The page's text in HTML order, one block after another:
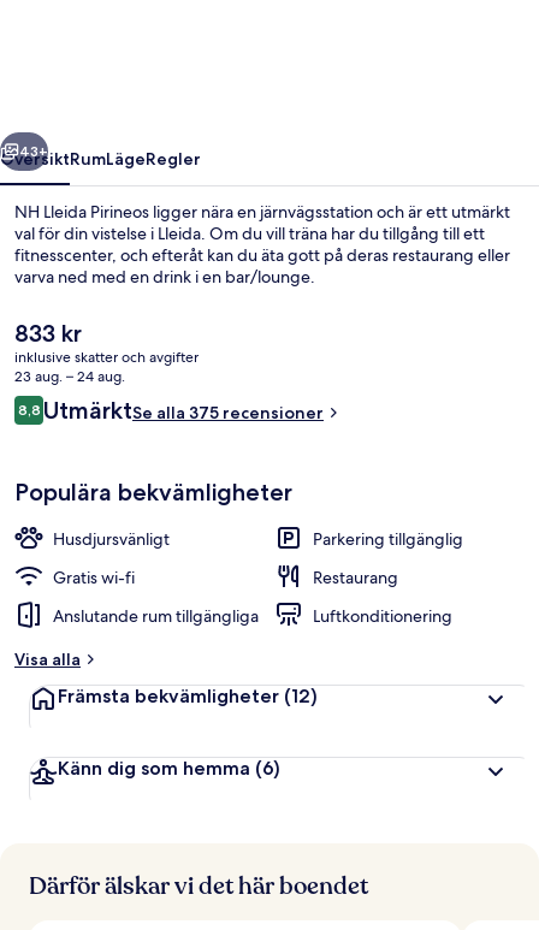
Frukostbuffé varje dag mot avgift
Nästa
43+
ÖversiktRumLägeRegler
NH Lleida Pirineos ligger nära en järnvägsstation och är ett utmärkt
val för din vistelse i Lleida. Om du vill träna har du tillgång till ett
fitnesscenter, och efteråt kan du äta gott på deras restaurang eller
varva ned med en drink i en bar/lounge.
Det
nuvarande
priset
är
833 kr
833 kr
inklusive skatter och avgifter
23 aug. – 24 aug.
Recensioner
8,88,8 av 10,
UtmärktSe alla 375 recensioner
Populära bekvämligheter
Husdjursvänligt
Parkering tillgänglig
Gratis wi-fi
Restaurang
Anslutande rum tillgängliga
Luftkonditionering
Visa alla
Främsta bekvämligheter (12)
Känn dig som hemma (6)
Därför älskar vi det här boendet